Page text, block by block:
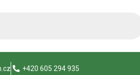
+420 605 294 935